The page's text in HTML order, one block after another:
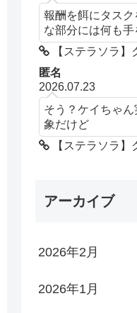
報酬を餌にタス
な部分には何も手
【ステラソラ】
匿名
2026.07.23
そう？ケイちゃ
象だけど
【ステラソラ】
アーカイブ
2026年2月
2026年1月